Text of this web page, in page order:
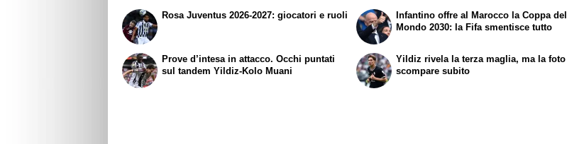
Rosa Juventus 2026-2027: giocatori e ruoli
Prove d’intesa in attacco. Occhi puntati
sul tandem Yildiz-Kolo Muani
Infantino offre al Marocco la Coppa del
Mondo 2030: la Fifa smentisce tutto
Yildiz rivela la terza maglia, ma la foto
scompare subito